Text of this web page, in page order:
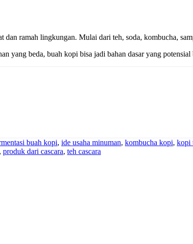
ramah lingkungan. Mulai dari teh, soda, kombucha,
yang beda, buah kopi bisa jadi bahan dasar yang
buah kopi, ide usaha minuman, kombucha kopi, kopi
, produk dari cascara, teh cascara